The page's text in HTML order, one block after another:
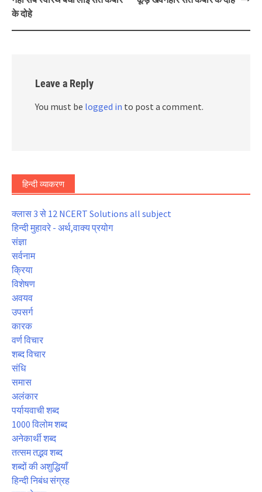
के दोहे
Leave a Reply
You must be logged in to post a comment.
हिन्दी व्याकरण
क्लास 3 से 12 NCERT Solutions all subject
हिन्दी मुहावरे - अर्थ,वाक्य प्रयोग
संज्ञा
सर्वनाम
क्रिया
विशेषण
अवयव
उपसर्ग
कारक
वर्ण विचार
शब्द विचार
संधि
समास
अलंकार
पर्यायवाची शब्द
1000 विलोम शब्द
अनेकार्थी शब्द
तत्सम तद्भव शब्द
शब्दों की अशुद्धियाँ
हिन्दी निबंध संग्रह